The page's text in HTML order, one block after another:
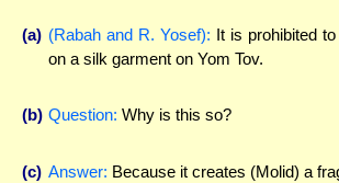
(a) (Rabah and R. Yosef): It is prohibited
on a silk garment on Yom Tov.
(b) Question: Why is this so?
(c) Answer: Because it creates (Molid) a